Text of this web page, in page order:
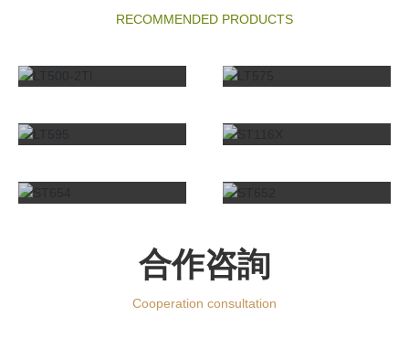
RECOMMENDED PRODUCTS
合作咨詢
Cooperation consultation